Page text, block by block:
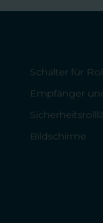
Schalter für
Empfänger
Bildschirme